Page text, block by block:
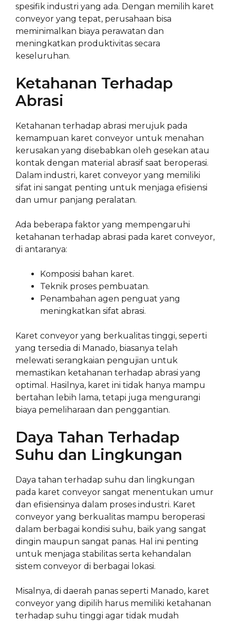
spesifik industri yang ada. Dengan memilih karet
conveyor yang tepat, perusahaan bisa
meminimalkan biaya perawatan dan
meningkatkan produktivitas secara
keseluruhan.
Ketahanan Terhadap
Abrasi
Ketahanan terhadap abrasi merujuk pada
kemampuan karet conveyor untuk menahan
kerusakan yang disebabkan oleh gesekan atau
kontak dengan material abrasif saat beroperasi.
Dalam industri, karet conveyor yang memiliki
sifat ini sangat penting untuk menjaga efisiensi
dan umur panjang peralatan.
Ada beberapa faktor yang mempengaruhi
ketahanan terhadap abrasi pada karet conveyor,
di antaranya:
Komposisi bahan karet.
Teknik proses pembuatan.
Penambahan agen penguat yang
meningkatkan sifat abrasi.
Karet conveyor yang berkualitas tinggi, seperti
yang tersedia di Manado, biasanya telah
melewati serangkaian pengujian untuk
memastikan ketahanan terhadap abrasi yang
optimal. Hasilnya, karet ini tidak hanya mampu
bertahan lebih lama, tetapi juga mengurangi
biaya pemeliharaan dan penggantian.
Daya Tahan Terhadap
Suhu dan Lingkungan
Daya tahan terhadap suhu dan lingkungan
pada karet conveyor sangat menentukan umur
dan efisiensinya dalam proses industri. Karet
conveyor yang berkualitas mampu beroperasi
dalam berbagai kondisi suhu, baik yang sangat
dingin maupun sangat panas. Hal ini penting
untuk menjaga stabilitas serta kehandalan
sistem conveyor di berbagai lokasi.
Misalnya, di daerah panas seperti Manado, karet
conveyor yang dipilih harus memiliki ketahanan
terhadap suhu tinggi agar tidak mudah